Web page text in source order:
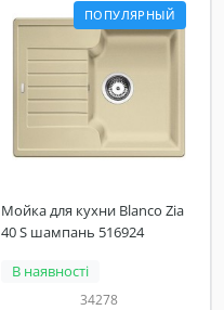
ПОПУЛЯРНЫЙ
Мойка для кухни Blanco Zia
40 S шампань 516924
В наявності
34278